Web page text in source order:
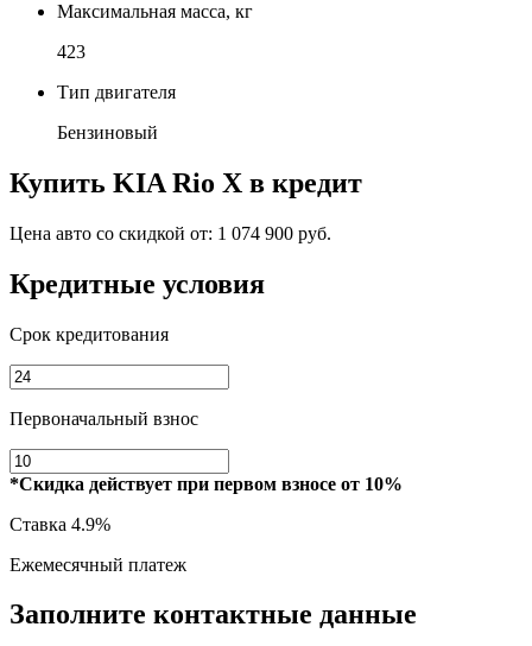
Максимальная масса, кг
423
Тип двигателя
Бензиновый
Купить KIA Rio X в кредит
Цена авто со скидкой от: 1 074 900 руб.
Кредитные условия
Срок кредитования
Первоначальный взнос
*Скидка действует при первом взносе от 10%
Ставка 4.9%
Ежемесячный платеж
Заполните контактные данные